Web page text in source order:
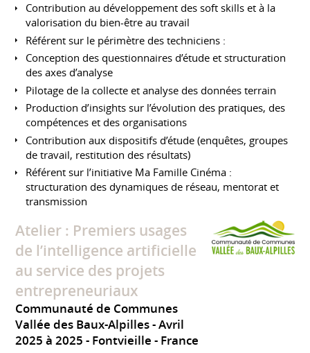
Contribution au développement des soft skills et à la
valorisation du bien-être au travail
Référent sur le périmètre des techniciens :
Conception des questionnaires d’étude et structuration
des axes d’analyse
Pilotage de la collecte et analyse des données terrain
Production d’insights sur l’évolution des pratiques, des
compétences et des organisations
Contribution aux dispositifs d’étude (enquêtes, groupes
de travail, restitution des résultats)
Référent sur l’initiative Ma Famille Cinéma :
structuration des dynamiques de réseau, mentorat et
transmission
Atelier : Premiers usages
de l’intelligence artificielle
au service des projets
entrepreneuriaux
Communauté de Communes
Vallée des Baux-Alpilles
Avril
2025 à 2025 Fontvieille France